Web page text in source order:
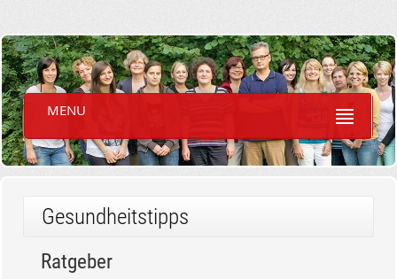
MENU
Gesundheitstipps
Ratgeber